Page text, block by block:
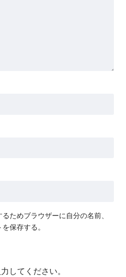
ためブラウザーに自分の名前、
保存する。
してください。